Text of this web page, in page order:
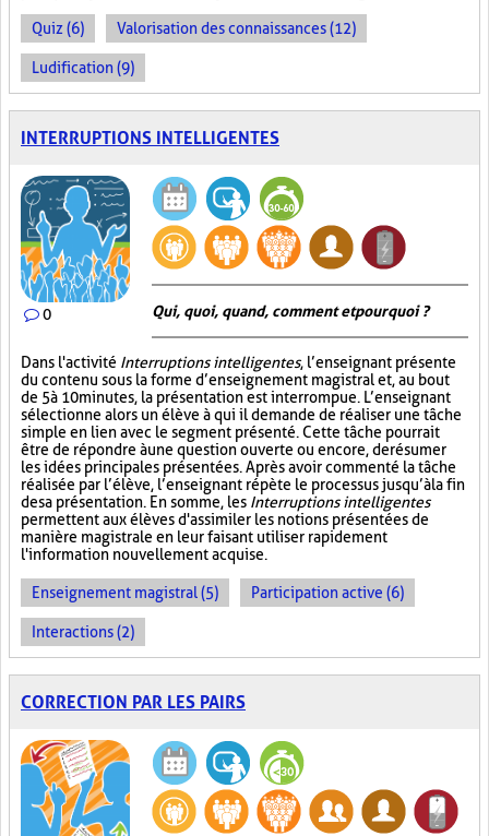
Quiz (6) Valorisation des connaissances (12)
Ludification (9)
INTERRUPTIONS INTELLIGENTES
0 Qui, quoi, quand, comment et pourquoi ?
Dans l'activité Interruptions intelligentes, l’enseignant présente
du contenu sous la forme d’enseignement magistral et, au bout
de 5 à 10 minutes, la présentation est interrompue. L’enseignant
sélectionne alors un élève à qui il demande de réaliser une tâche
simple en lien avec le segment présenté. Cette tâche pourrait
être de répondre à une question ouverte ou encore, de résumer
les idées principales présentées. Après avoir commenté la tâche
réalisée par l’élève, l’enseignant répète le processus jusqu’à la fin
de sa présentation. En somme, les Interruptions intelligentes
permettent aux élèves d'assimiler les notions présentées de
manière magistrale en leur faisant utiliser rapidement
l'information nouvellement acquise.
Enseignement magistral (5) Participation active (6)
Interactions (2)
CORRECTION PAR LES PAIRS